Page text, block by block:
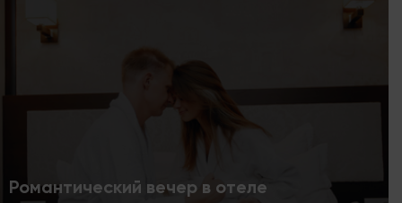
Романтический вечер в отеле